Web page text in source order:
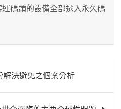
碼頭的設備全部遷入永久碼
解決避免之個案分析